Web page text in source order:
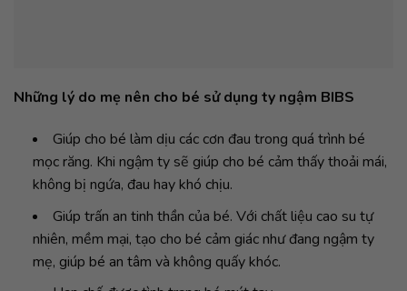
Những lý do mẹ nên cho bé sử dụng ty ngậm BIBS
Giúp cho bé làm dịu các cơn đau trong quá trình bé
mọc răng. Khi ngậm ty sẽ giúp cho bé cảm thấy thoải mái,
không bị ngứa, đau hay khó chịu.
Giúp trấn an tinh thần của bé. Với chất liệu cao su tự
nhiên, mềm mại, tạo cho bé cảm giác như đang ngậm ty
mẹ, giúp bé an tâm và không quấy khóc.